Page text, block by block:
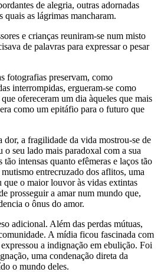
de alegria, outras adornadas
quais as lágrimas mancharam.
e crianças reuniram-se num misto
de palavras para expressar o pesar
fotografias preservam, como
interrompidas, ergueram-se como
ofereceram um dia àqueles que mais
como um epitáfio para o futuro que
dor, a fragilidade da vida mostrou-se de
seu lado mais paradoxal com a sua
tão intensas quanto efêmeras e laços tão
entrecruzado dos aflitos, uma
que o maior louvor às vidas extintas
prosseguir a amar num mundo que,
o ônus do amor.
adicional. Além das perdas mútuas,
A mídia ficou fascinada com
a indignação em ebulição. Foi
uma condenação direta da
o mundo deles.